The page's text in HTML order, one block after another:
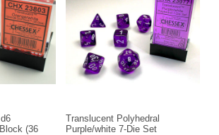
(36
Translucent Polyhedral
Purple/white 7-Die Set